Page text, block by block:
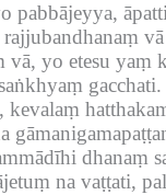
vā, yo etesu yaṃ
gacchati.
dhanaṃ
na vaṭṭati,